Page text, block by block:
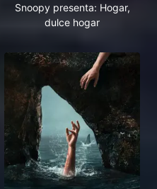
Snoopy presenta: Hogar,
dulce hogar